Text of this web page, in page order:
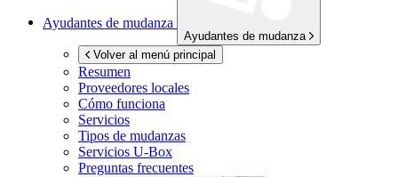
Ayudantes de mudanza
Ayudantes de mudanza
Volver al menú principal
Resumen
Proveedores locales
Cómo funciona
Servicios
Tipos de mudanzas
Servicios U-Box
Preguntas frecuentes